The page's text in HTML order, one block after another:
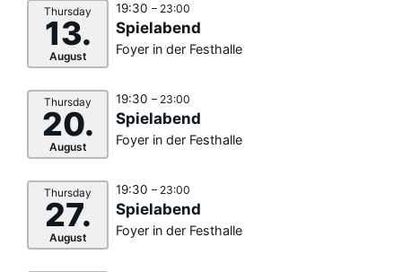
Thursday
13.
August
19:30 – 23:00
Spielabend
Foyer in der Festhalle
Thursday
20.
August
19:30 – 23:00
Spielabend
Foyer in der Festhalle
Thursday
27.
August
19:30 – 23:00
Spielabend
Foyer in der Festhalle